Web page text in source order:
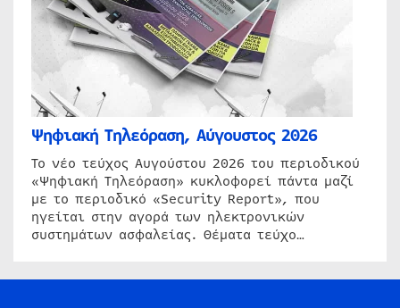
Ψηφιακή Τηλεόραση, Αύγουστος 2026
Το νέο τεύχος Αυγούστου 2026 του περιοδικού
«Ψηφιακή Τηλεόραση» κυκλοφορεί πάντα μαζί
με το περιοδικό «Security Report», που
ηγείται στην αγορά των ηλεκτρονικών
συστημάτων ασφαλείας. Θέματα τεύχο…